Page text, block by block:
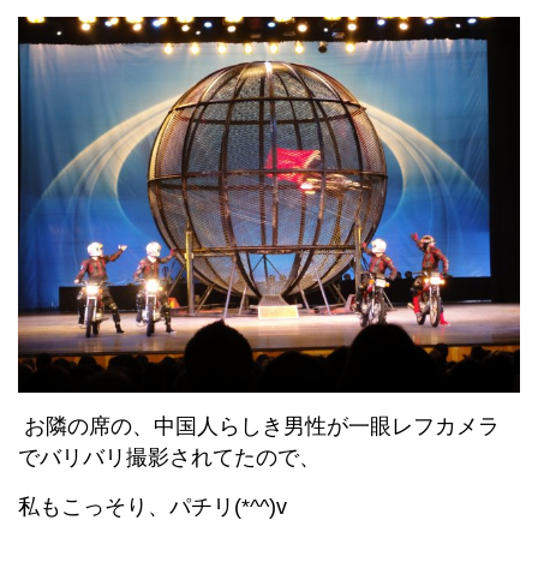
お隣の席の、中国人らしき男性が一眼レフカメラ
でバリバリ撮影されてたので、
私もこっそり、パチリ(*^^)v